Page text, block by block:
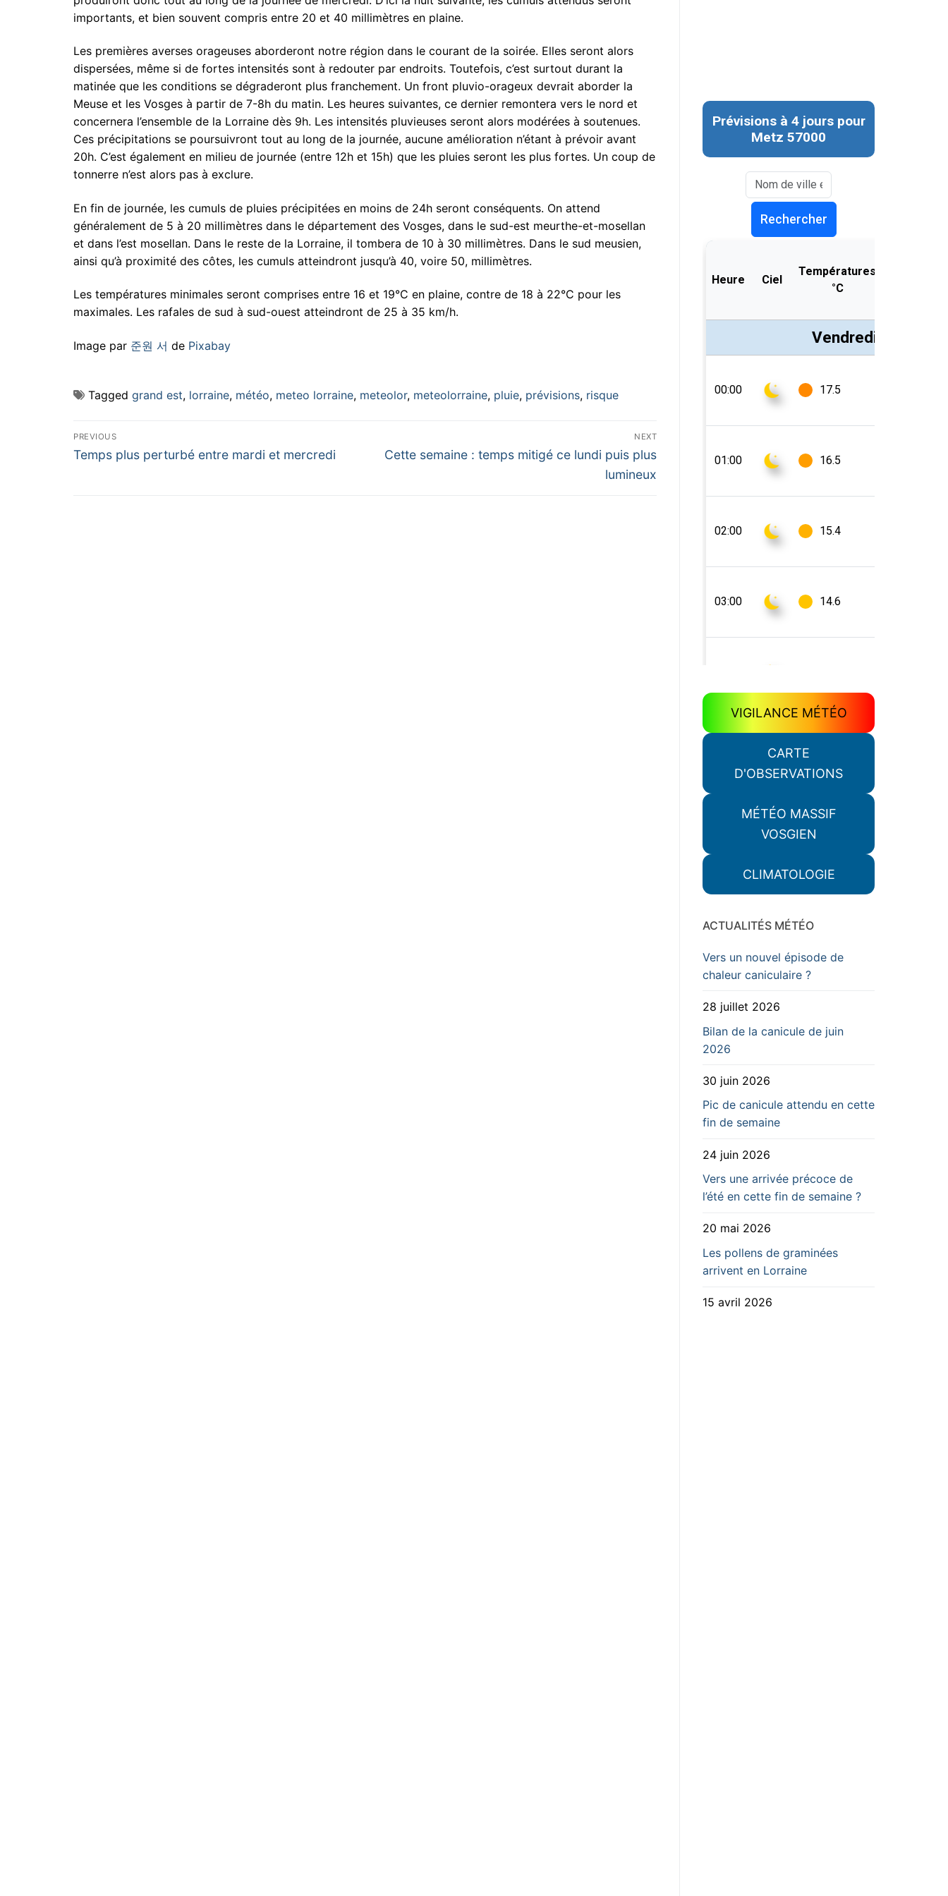
importants, et bien souvent compris entre 20 et 40 millimètres en plaine.
Les premières averses orageuses aborderont notre région dans le courant de la soirée. Elles seront alors
dispersées, même si de fortes intensités sont à redouter par endroits. Toutefois, c’est surtout durant la
matinée que les conditions se dégraderont plus franchement. Un front pluvio-orageux devrait aborder la
Meuse et les Vosges à partir de 7-8h du matin. Les heures suivantes, ce dernier remontera vers le nord et
concernera l’ensemble de la Lorraine dès 9h. Les intensités pluvieuses seront alors modérées à soutenues.
Ces précipitations se poursuivront tout au long de la journée, aucune amélioration n’étant à prévoir avant
20h. C’est également en milieu de journée (entre 12h et 15h) que les pluies seront les plus fortes. Un coup de
tonnerre n’est alors pas à exclure.
En fin de journée, les cumuls de pluies précipitées en moins de 24h seront conséquents. On attend
généralement de 5 à 20 millimètres dans le département des Vosges, dans le sud-est meurthe-et-mosellan
et dans l’est mosellan. Dans le reste de la Lorraine, il tombera de 10 à 30 millimètres. Dans le sud meusien,
ainsi qu’à proximité des côtes, les cumuls atteindront jusqu’à 40, voire 50, millimètres.
Les températures minimales seront comprises entre 16 et 19°C en plaine, contre de 18 à 22°C pour les
maximales. Les rafales de sud à sud-ouest atteindront de 25 à 35 km/h.
Image par 준원 서 de Pixabay
Tagged grand est, lorraine, météo, meteo lorraine, meteolor, meteolorraine, pluie, prévisions, risque
Navigation
de
PREVIOUS
Previous
Temps plus perturbé entre mardi et mercredi
NEXT
Next
Cette semaine : temps mitigé ce lundi puis plus
lumineux
VIGILANCE MÉTÉO
CARTE
D'OBSERVATIONS
MÉTÉO MASSIF
VOSGIEN
CLIMATOLOGIE
ACTUALITÉS MÉTÉO
Vers un nouvel épisode de
chaleur caniculaire ?
28 juillet 2026
Bilan de la canicule de juin
2026
30 juin 2026
Pic de canicule attendu en cette
fin de semaine
24 juin 2026
Vers une arrivée précoce de
l’été en cette fin de semaine ?
20 mai 2026
Les pollens de graminées
arrivent en Lorraine
15 avril 2026